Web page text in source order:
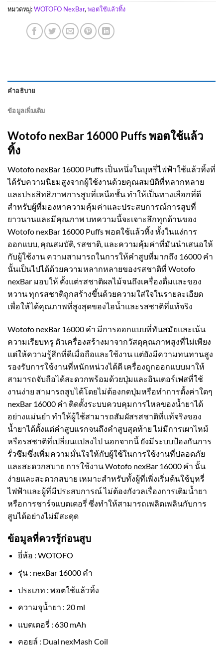
หมวดหมู่:WOTOFO NexBar, พอตใช้แล้วทิ้ง
คำอธิบาย
ข้อมูลเพิ่มเติม
Wotofo nexBar 16000 Puffs พอตใช้แล้ว
ทิ้ง
Wotofo nexBar 16000 Puffs เป็นหนึ่งในบุหรี่ไฟฟ้าใช้แล้วทิ้งที่
ได้รับความนิยมสูงจากผู้ใช้งานด้วยคุณสมบัติที่หลากหลาย
และประสิทธิภาพการสูบที่เหนือชั้น ทำให้เป็นทางเลือกที่ดี
สำหรับผู้ที่มองหาความคุ้มค่าและประสบการณ์การสูบที่
ยาวนานและมีคุณภาพ บทความนี้จะเจาะลึกทุกด้านของ
Wotofo nexBar 16000 Puffs พอตใช้แล้วทิ้ง ทั้งในแง่การ
ออกแบบ, คุณสมบัติ, รสชาติ, และความคุ้มค่าที่มันนำเสนอให้
กับผู้ใช้งาน ความสามารถในการให้คำสูบที่มากถึง 16000 คำ
นั้นเป็นไปได้ด้วยความหลากหลายของรสชาติที่ Wotofo
nexBar มอบให้ ตั้งแต่รสชาติผลไม้จนถึงเครื่องดื่มและของ
หวาน ทุกรสชาติถูกสร้างขึ้นด้วยความใส่ใจในรายละเอียด
เพื่อให้ได้คุณภาพที่สูงสุดของไอน้ำและรสชาติที่แท้จริง
Wotofo nexBar 16000 คำ มีการออกแบบที่ทันสมัยและเน้น
ความเรียบหรู ตัวเครื่องสร้างมาจากวัสดุคุณภาพสูงที่ไม่เพียง
แต่ให้ความรู้สึกที่ดีเมื่อถือและใช้งาน แต่ยังมีความทนทานสูง
รองรับการใช้งานที่หนักหน่วงได้ดี เครื่องถูกออกแบบมาให้
สามารถจับถือได้สะดวกพร้อมด้วยปุ่มและอินเตอร์เฟสที่ใช้
งานง่าย สามารถสูบได้โดยไม่ต้องกดปุ่มหรือทำการตั้งค่าใดๆ
nexBar 16000 คำ ติดตั้งระบบควบคุมการไหลของน้ำยาได้
อย่างแม่นยำ ทำให้ผู้ใช้สามารถสัมผัสรสชาติที่แท้จริงของ
น้ำยาได้ตั้งแต่คำสูบแรกจนถึงคำสูบสุดท้าย ไม่มีการเผาไหม้
หรือรสชาติที่เปลี่ยนแปลงไป นอกจากนี้ ยังมีระบบป้องกันการ
รั่วซึมซึ่งเพิ่มความมั่นใจให้กับผู้ใช้ในการใช้งานที่ปลอดภัย
และสะดวกสบาย การใช้งาน Wotofo nexBar 16000 คำ นั้น
ง่ายและสะดวกสบาย เหมาะสำหรับทั้งผู้ที่เพิ่งเริ่มต้นใช้บุหรี่
ไฟฟ้าและผู้ที่มีประสบการณ์ ไม่ต้องกังวลเรื่องการเติมน้ำยา
หรือการชาร์จแบตเตอรี่ ซึ่งทำให้สามารถเพลิดเพลินกับการ
สูบได้อย่างไม่มีสะดุด
ข้อมูลที่ควรรู้ก่อนสูบ
ยี่ห้อ : WOTOFO
รุ่น : nexBar 16000 คำ
ประเภท : พอตใช้แล้วทิ้ง
ความจุน้ำยา : 20 ml
แบตเตอรี่ : 630 mAh
คอยล์ : Dual nexMash Coil